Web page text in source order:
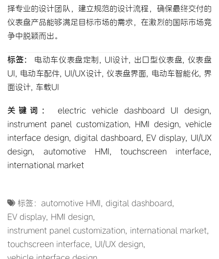
择专业的设计团队，建立规范的设计流程，确保最终交付的
仪表盘产品能够满足目标市场的需求，在激烈的国际市场竞
争中脱颖而出。
标签：
电动车仪表盘定制, UI设计, 出口型仪表盘, 仪表盘
UI, 电动车配件 , UI/UX设计, 仪表盘界面, 电动车智能化, 界
面设计, 车载UI
关键词：
instrument panel customization, HMI design, vehicle
interface design, digital dashboard EV display UI/UX
design
automotive HMI , touchscreen interface
international market
标签： automotive HMI digital dashboard
EV display HMI design
instrument panel customization international market
touchscreen interface UI/UX design